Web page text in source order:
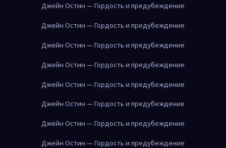
Джейн Остин — Гордость и предубеждение
Джейн Остин — Гордость и предубеждение
Джейн Остин — Гордость и предубеждение
Джейн Остин — Гордость и предубеждение
Джейн Остин — Гордость и предубеждение
Джейн Остин — Гордость и предубеждение
Джейн Остин — Гордость и предубеждение
Джейн Остин — Гордость и предубеждение